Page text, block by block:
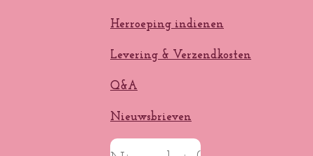
Herroeping indienen
Levering & Verzendkosten
Q&A
Nieuwsbrieven